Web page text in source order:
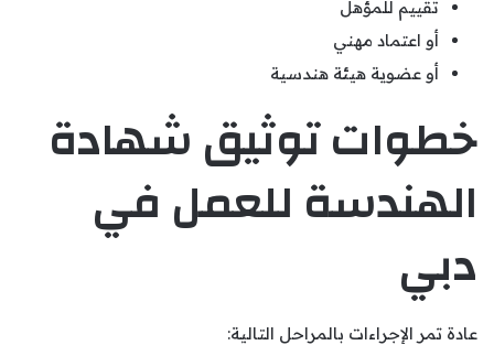
تقييم للمؤهل
أو اعتماد مهني
أو عضوية هيئة هندسية
خطوات توثيق شهادة
الهندسة للعمل في
دبي
عادة تمر الإجراءات بالمراحل التالية: